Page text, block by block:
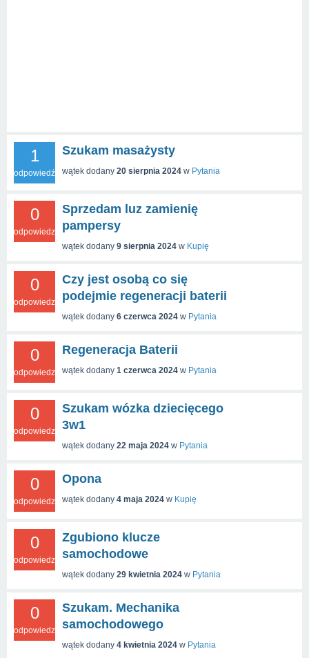
1
odpowiedź
Szukam masażysty
wątek dodany 20 sierpnia 2024 w Pytania
0
odpowiedzi
Sprzedam luz zamienię
pampersy
wątek dodany 9 sierpnia 2024 w Kupię
0
odpowiedzi
Czy jest osobą co się
podejmie regeneracji baterii
wątek dodany 6 czerwca 2024 w Pytania
0
odpowiedzi
Regeneracja Baterii
wątek dodany 1 czerwca 2024 w Pytania
0
odpowiedzi
Szukam wózka dziecięcego
3w1
wątek dodany 22 maja 2024 w Pytania
0
odpowiedzi
Opona
wątek dodany 4 maja 2024 w Kupię
0
odpowiedzi
Zgubiono klucze
samochodowe
wątek dodany 29 kwietnia 2024 w Pytania
0
odpowiedzi
Szukam. Mechanika
samochodowego
wątek dodany 4 kwietnia 2024 w Pytania